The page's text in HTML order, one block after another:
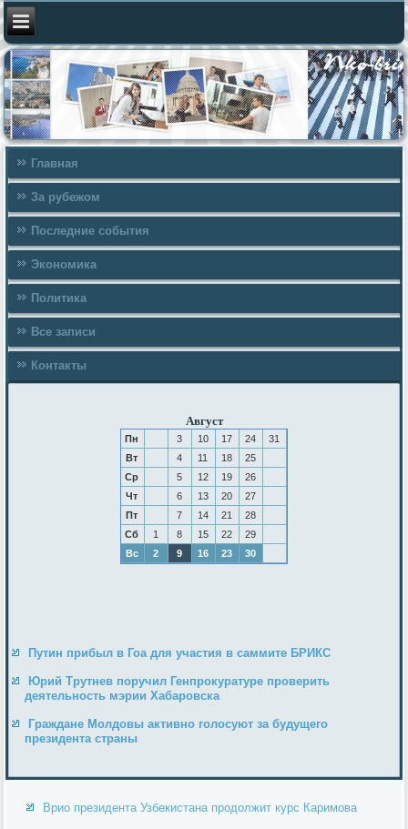
Главная
За рубежом
Последние события
Экономика
Политика
Все записи
Контакты
Август
Пн 3 10 17 24
31
Вт
4 11 18
25
Ср
5 12 19
26
Чт
6 13 20
27
Пт
7 14 21
28
Сб
1 8 15 22
29
Вс
2 9 16 23 30
Путин прибыл в Гоа для участия в саммите БРИКС
Юрий Трутнев поручил Генпрокуратуре проверить
деятельность мэрии Хабаровска
Граждане Молдовы активно голосуют за будущего
президента страны
Врио президента Узбекистана продолжит курс Каримова